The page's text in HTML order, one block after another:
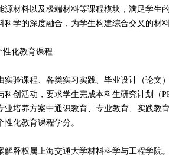
源材料以及极端材料等课程模块，满足学生
科学的深度融合，为学生构建综合交叉的材
化教育课程
验课程、各类实习实践、毕业设计（论文
科创活动，要求学生完成本科生研究计划（
业培养方案中通识教育、专业教育、实践教
化教育课程学分。
释权属上海交通大学材料科学与工程学院